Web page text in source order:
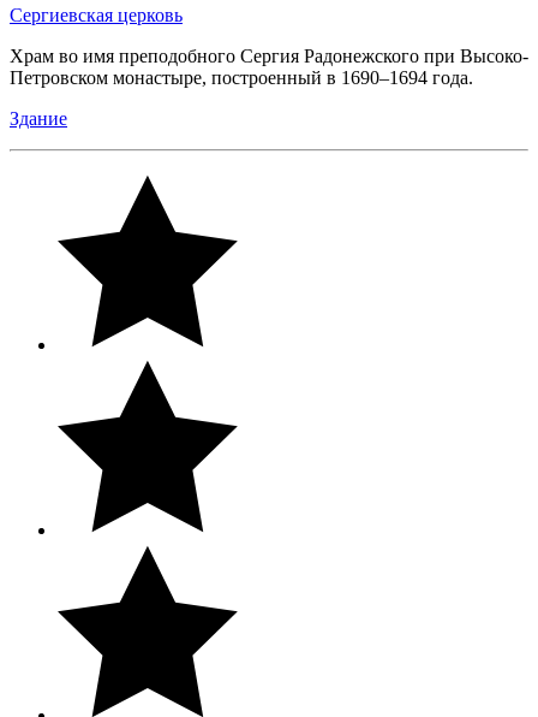
Сергиевская церковь
Храм во имя преподобного Сергия Радонежского при Высоко-
Петровском монастыре, построенный в 1690–1694 года.
Здание